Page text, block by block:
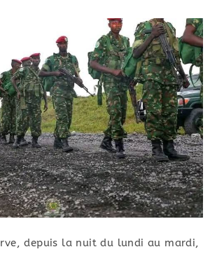
depuis la nuit du lundi au mardi,